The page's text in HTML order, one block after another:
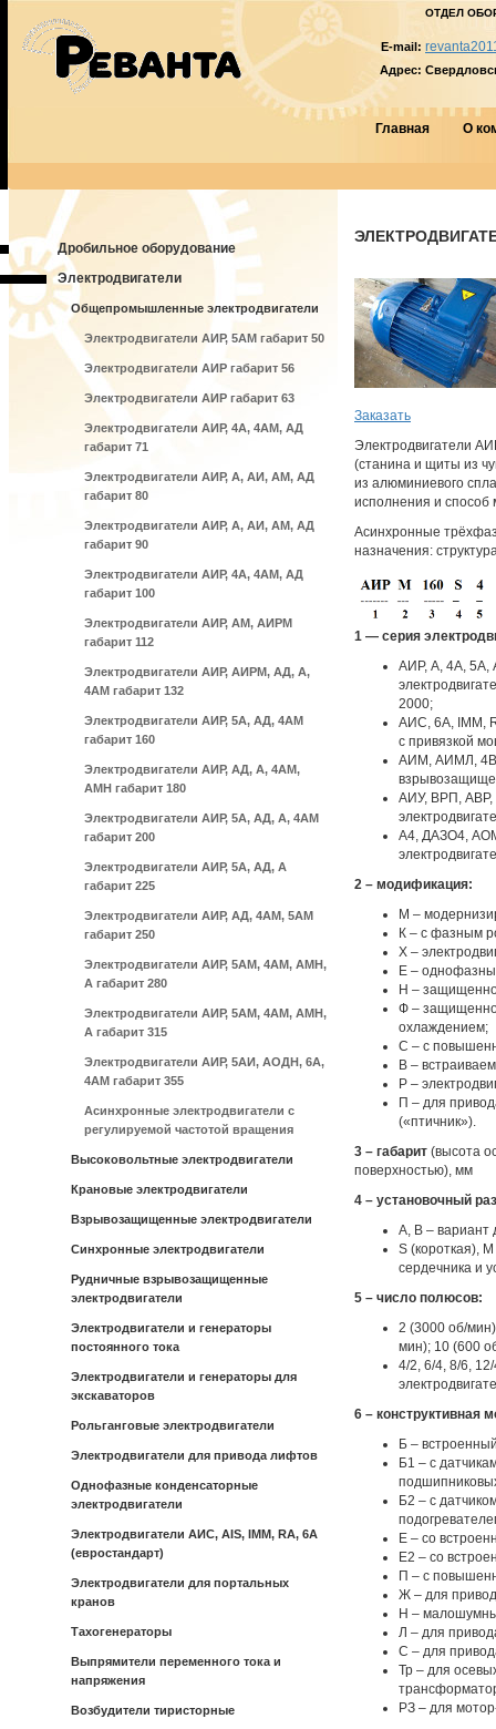
ОТДЕЛ
E-mail:
Адрес:
Главная О
Дробильное оборудование
Электродвигатели
Общепромышленные электродвигатели
Электродвигатели АИР, 5АМ габарит 50
Электродвигатели АИР габарит 56
Электродвигатели АИР габарит 63
Электродвигатели АИР, 4А, 4АМ, АД
габарит 71
Электродвигатели АИР, А, АИ, АМ, АД
габарит 80
Электродвигатели АИР, А, АИ, АМ, АД
габарит 90
Электродвигатели АИР, 4А, 4АМ, АД
габарит 100
Электродвигатели АИР, АМ, АИРМ
габарит 112
Электродвигатели АИР, АИРМ, АД, А,
4АМ габарит 132
Электродвигатели АИР, 5А, АД, 4АМ
габарит 160
Электродвигатели АИР, АД, А, 4АМ,
АМН габарит 180
Электродвигатели АИР, 5А, АД, А, 4АМ
габарит 200
Электродвигатели АИР, 5А, АД, А
габарит 225
Электродвигатели АИР, АД, 4АМ, 5АМ
габарит 250
Электродвигатели АИР, 5АМ, 4АМ, АМН,
А габарит 280
Электродвигатели АИР, 5АМ, 4АМ, АМН,
А габарит 315
Электродвигатели АИР, 5АИ, АОДН, 6А,
4АМ габарит 355
Асинхронные электродвигатели с
регулируемой частотой вращения
Высоковольтные электродвигатели
Крановые электродвигатели
Взрывозащищенные электродвигатели
Синхронные электродвигатели
Рудничные взрывозащищенные
электродвигатели
Электродвигатели и генераторы
постоянного тока
Электродвигатели и генераторы для
экскаваторов
Рольганговые электродвигатели
Электродвигатели для привода лифтов
Однофазные конденсаторные
электродвигатели
Электродвигатели АИС, AIS, IMM, RA, 6A
(евростандарт)
Электродвигатели для портальных
кранов
Тахогенераторы
Выпрямители переменного тока и
напряжения
Возбудители тиристорные
Заказать
Электродвигатели
(станина и щиты из
из алюминиевого
исполнения и
Асинхронные
назначения:
1 — серия
АИР, А, 4А,
2000;
АИС, 6А, IMM,
с привязкой
АИМ, АИМЛ,
АИУ, ВРП, АВР,
А4, ДАЗО4,
2 – модификация:
М –
К – с фазным
Х –
Е –
Н –
Ф –
охлаждением;
С – с
В –
Р –
П – для
(«птичник»).
3 – габарит (высота
поверхностью), мм
4 – установочный
А, В – вариант
S (короткая),
сердечника и
5 – число полюсов:
2 (3000 об/
мин); 10 (600
4/2, 6/4, 8/6,
6 – конструктивная
Б –
Б1 – с
Б2 – с
Е – со
Е2 – со
П – с
Ж – для
Н –
Л – для
С – для
Тр – для
РЗ – для